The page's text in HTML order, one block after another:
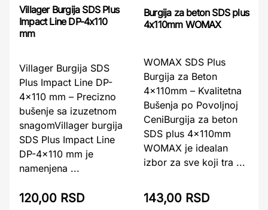
Villager Burgija SDS Plus
Impact Line DP-4x110
mm
Villager Burgija SDS
Plus Impact Line DP-
4x110 mm – Precizno
bušenje sa izuzetnom
snagomVillager burgija
SDS Plus Impact Line
DP-4x110 mm je
namenjena ...
120,00 RSD
Burgija za beton SDS plus
4x110mm WOMAX
WOMAX SDS Plus
Burgija za Beton
4x110mm – Kvalitetna
Bušenja po Povoljnoj
CeniBurgija za beton
SDS plus 4x110mm
WOMAX je idealan
izbor za sve koji tra ...
143,00 RSD